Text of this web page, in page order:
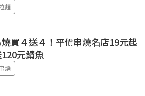
麵
燒買４送４！平價串燒名店19元起
元鯖魚
燒